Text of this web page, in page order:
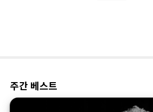
주간 베스트